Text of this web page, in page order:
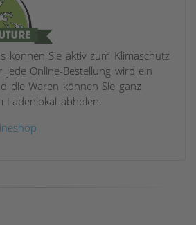
können Sie aktiv zum Klimaschutz
Online-Bestellung wird ein
die Waren können Sie ganz
Ladenlokal abholen.